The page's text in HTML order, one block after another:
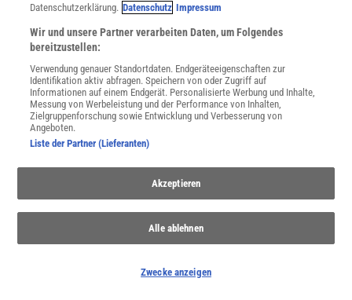
Spektrum.de-Newsletter abonnieren
Sie können unsere Newsletter jederzeit wieder abbestellen. Infos zu unserem Umgang
mit Ihren personenbezogenen Daten finden Sie in unsererDatenschutzerklärung
SERVICES
Newsletter
Spektrum Shop
Datenschutzerklärung. Datenschutz Impressum
Wir und unsere Partner verarbeiten Daten, um Folgendes
bereitzustellen:
Verwendung genauer Standortdaten. Endgeräteeigenschaften zur
Identifikation aktiv abfragen. Speichern von oder Zugriff auf
Informationen auf einem Endgerät. Personalisierte Werbung und Inhalte,
Messung von Werbeleistung und der Performance von Inhalten,
Zielgruppenforschung sowie Entwicklung und Verbesserung von
Angeboten.
Liste der Partner (Lieferanten)
Akzeptieren
Alle ablehnen
Zwecke anzeigen